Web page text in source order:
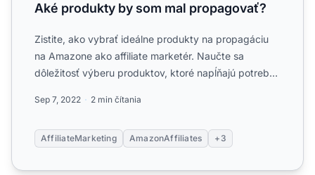
Aké produkty by som mal propagovať?
Zistite, ako vybrať ideálne produkty na propagáciu
na Amazone ako affiliate marketér. Naučte sa
dôležitosť výberu produktov, ktoré napĺňajú potreby
Sep 7, 2022 2 min čítania
AffiliateMarketing AmazonAffiliates +3